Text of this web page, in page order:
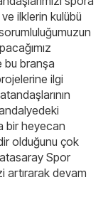
ilklerin kulübü
bu branşa
ilgi
bir heyecan
olduğunu çok
Spor
artırarak devam